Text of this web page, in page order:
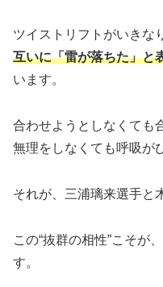
ツイストリフトがいきな
互いに「雷が落ちた」と
います。
合わせようとしなくても
無理をしなくても呼吸が
それが、三浦璃来選手と
この“抜群の相性”こそが
す。